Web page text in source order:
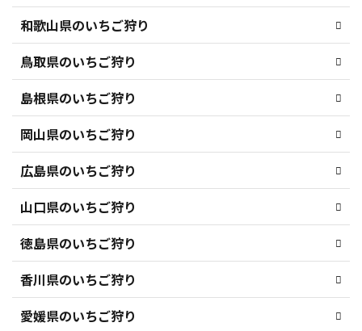
和歌山県のいちご狩り
鳥取県のいちご狩り
島根県のいちご狩り
岡山県のいちご狩り
広島県のいちご狩り
山口県のいちご狩り
徳島県のいちご狩り
香川県のいちご狩り
愛媛県のいちご狩り